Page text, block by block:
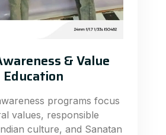
& Value
Education
programs focus
values, responsible
culture, and Sanatan